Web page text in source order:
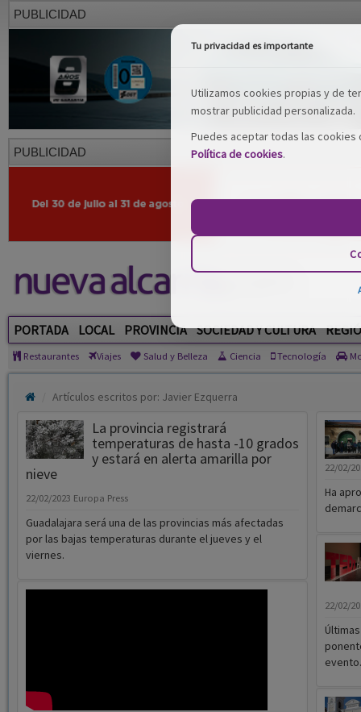
PUBLICIDAD
PUBLICIDAD
PORTADA LOCAL PROVINCIA SOCIEDAD Y CULTURA
Restaurantes Viajes Salud y Belleza Ciencia Tecnología
Artículos escritos por: Javier Ezquerra
La provincia registrará
temperaturas de hasta -10 grados
y estará en alerta amarilla por
nieve
22/02/2023 Europa Press
Guadalajara será una de las provincias más afectadas
por las bajas temperaturas durante el jueves y el
viernes.
22/02/
Ha
22/02/
Tu privacidad es importante
Utilizamos cookies propias y de
mostrar publicidad personalizada.
Puedes aceptar todas las
Política de cookies.